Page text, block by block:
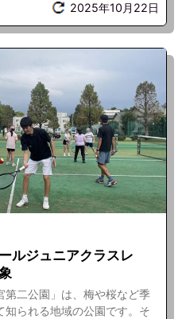
2025年10月22日
ルジュニアクラスレ
第二公園」は、梅や桜など季
られる地域の公園です。そ